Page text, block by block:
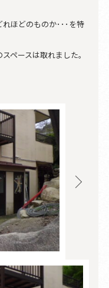
ほどのものか･･･を特
ペースは取れました。